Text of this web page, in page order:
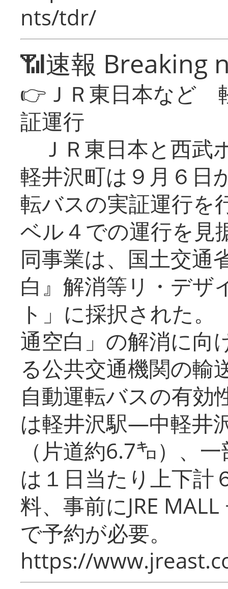
nts/tdr/
📶速報 Breaking
👉ＪＲ東日本など
証運行
ＪＲ東日本と西武
軽井沢町は９月６日
転バスの実証運行を
ベル４での運行を見
同事業は、国土交通
白』解消等リ・デザ
ト」に採択された
通空白」の解消に向
る公共交通機関の輸
自動運転バスの有効
は軽井沢駅―中軽井
（片道約6.7㌔）、
は１日当たり上下計
料、事前にJRE
で予約が必要。
https://